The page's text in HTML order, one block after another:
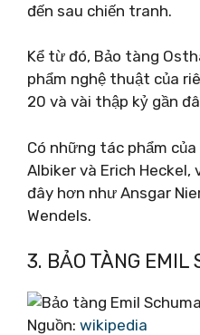
đến sau chiến tranh.
Kể từ đó, Bảo tàng
phẩm nghệ thuật của
20 và vài thập kỷ gần
Có những tác phẩm
Albiker và Erich Heckel,
đây hơn như Ansgar
Wendels.
3. BẢO TÀNG EMIL
Nguồn: wikipedia